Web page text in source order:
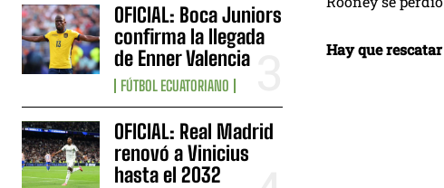
OFICIAL: Boca Juniors
confirma la llegada
de Enner Valencia
FÚTBOL ECUATORIANO
OFICIAL: Real Madrid
renovó a Vinicius
hasta el 2032
Hay que